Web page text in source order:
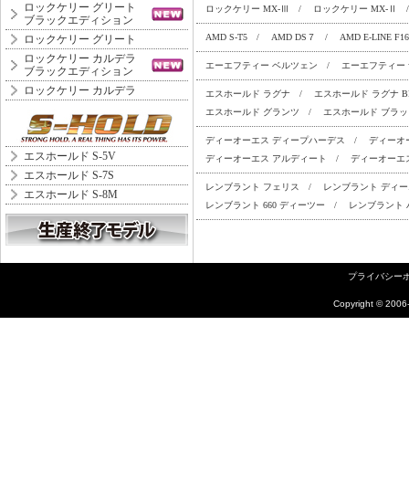
ロックケリー グリート
ブラックエディション
ロックケリー グリート
ロックケリー カルデラ
ブラックエディション
ロックケリー カルデラ
エスホールド S-5V
エスホールド S-7S
エスホールド S-8M
ロックケリー MX-Ⅲ / ロックケリー MX-Ⅱ
AMD S-T5 / AMD DS７ / AMD E-LINE F16
エーエフティー ベルツェン / エーエフティー
エスホールド ラグナ /
エスホールド ラグナ
エスホールド グランツ
/ エスホールド ブラ
ディーオーエス ディープハーデス /
ディーオ
ディーオーエス アルディート
/ ディーオーエ
レンブラント フェリス /
レンブラント ディ
レンブラント 660 ディーツー
/ レンブラント
プライバシー
Copyright ©